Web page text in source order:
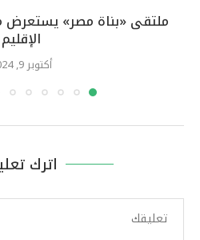
ملتقى «بناة مصر» يستعرض
الإقليم
أكتوبر 9, 2024
اترك